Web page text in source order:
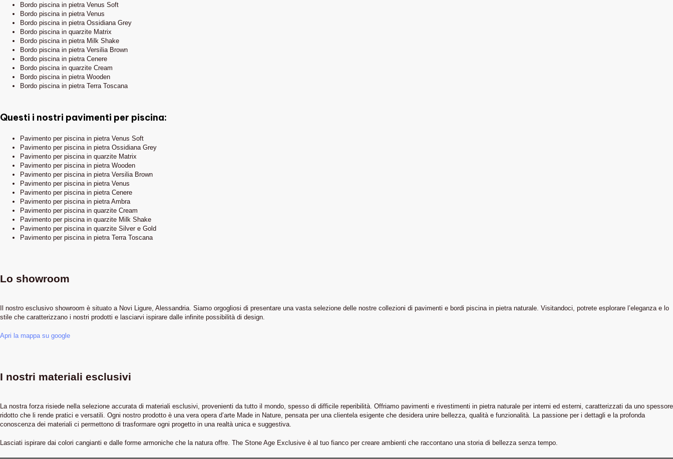
Bordo piscina in pietra Venus Soft
Bordo piscina in pietra Venus
Bordo piscina in pietra Ossidiana Grey
Bordo piscina in quarzite Matrix
Bordo piscina in pietra Milk Shake
Bordo piscina in pietra Versilia Brown
Bordo piscina in pietra Cenere
Bordo piscina in quarzite Cream
Bordo piscina in pietra Wooden
Bordo piscina in pietra Terra Toscana
Questi i nostri pavimenti per piscina:
Pavimento per piscina in pietra Venus Soft
Pavimento per piscina in pietra Ossidiana Grey
Pavimento per piscina in quarzite Matrix
Pavimento per piscina in pietra Wooden
Pavimento per piscina in pietra Versilia Brown
Pavimento per piscina in pietra Venus
Pavimento per piscina in pietra Cenere
Pavimento per piscina in pietra Ambra
Pavimento per piscina in quarzite Cream
Pavimento per piscina in quarzite Milk Shake
Pavimento per piscina in quarzite Silver e Gold
Pavimento per piscina in pietra Terra Toscana
Lo showroom
Il nostro esclusivo showroom è situato a Novi Ligure, Alessandria. Siamo orgogliosi di presentare una vasta selezione delle nostre collezioni di pavimenti e bordi piscina in pietra naturale. Visitandoci, potrete esplorare l’eleganza e lo
stile che caratterizzano i nostri prodotti e lasciarvi ispirare dalle infinite possibilità di design.
Apri la mappa su google
I nostri materiali esclusivi
La nostra forza risiede nella selezione accurata di materiali esclusivi, provenienti da tutto il mondo, spesso di difficile reperibilità. Offriamo pavimenti e rivestimenti in pietra naturale per interni ed esterni, caratterizzati da uno spessore
ridotto che li rende pratici e versatili. Ogni nostro prodotto è una vera opera d’arte Made in Nature, pensata per una clientela esigente che desidera unire bellezza, qualità e funzionalità. La passione per i dettagli e la profonda
conoscenza dei materiali ci permettono di trasformare ogni progetto in una realtà unica e suggestiva.
Lasciati ispirare dai colori cangianti e dalle forme armoniche che la natura offre. The Stone Age Exclusive è al tuo fianco per creare ambienti che raccontano una storia di bellezza senza tempo.
Instagram